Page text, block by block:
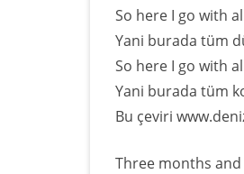
So here I go with
Yani burada tüm
So here I go with
Yani burada tüm
Bu çeviri
Three months and